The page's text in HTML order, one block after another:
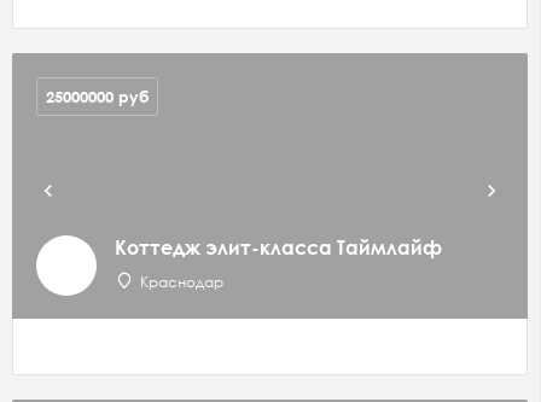
Коттедж элит-класса Таймлайф
Краснодар
25000000 руб